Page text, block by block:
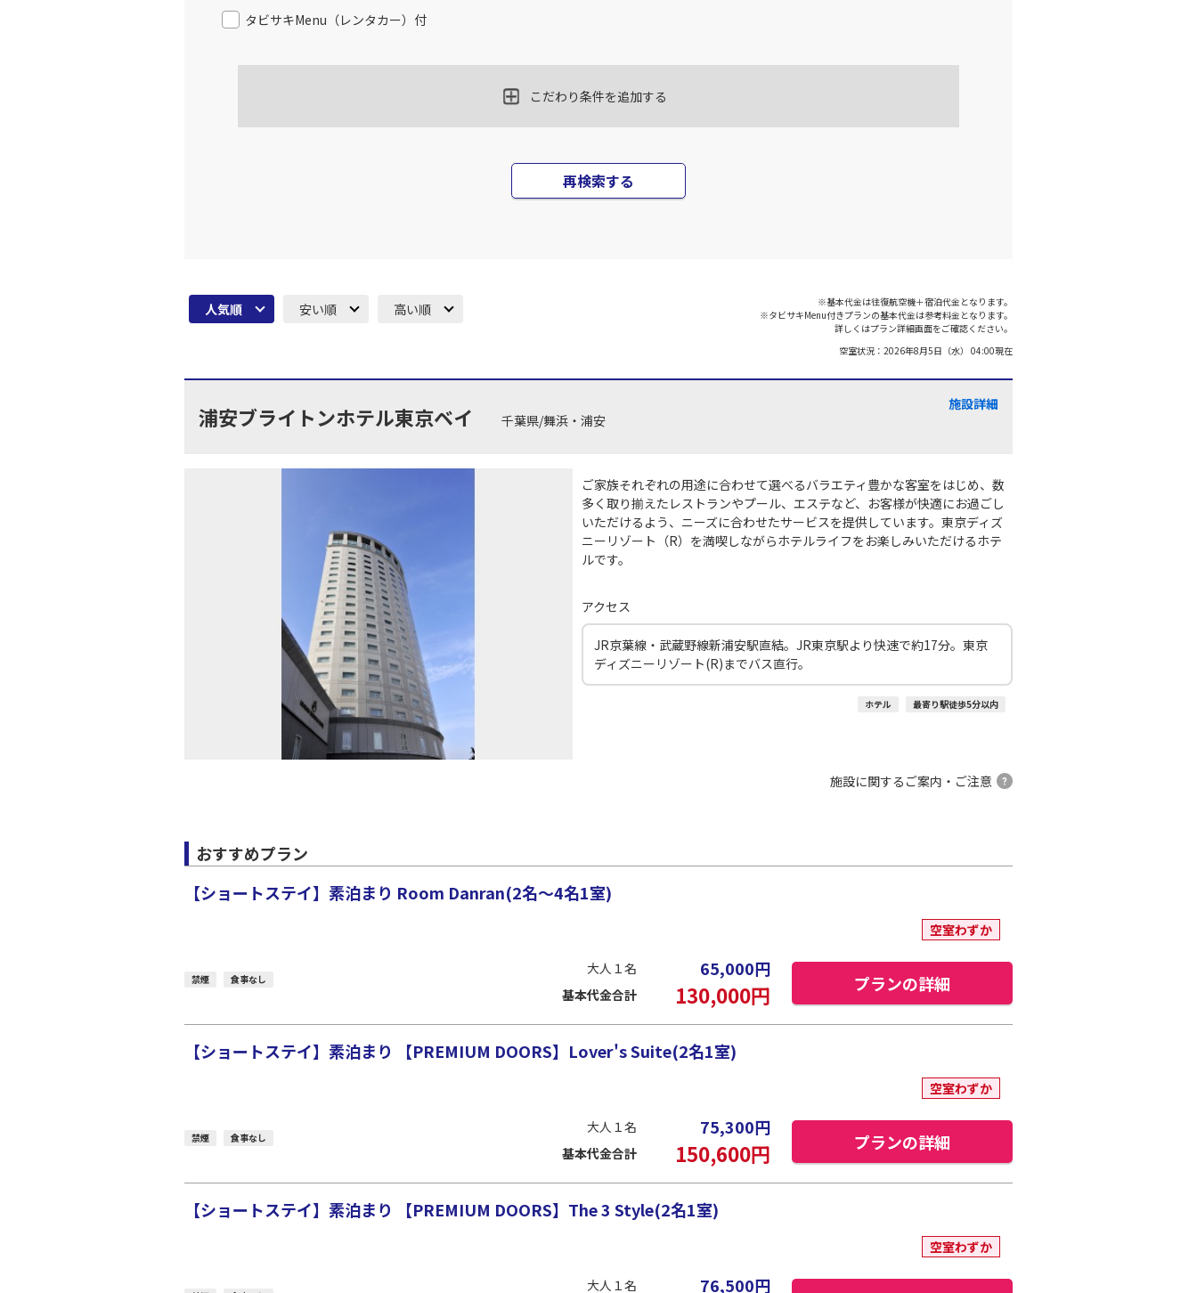
タビサキMenu（レンタカー）付
こだわり条件を追加する
再検索する
人気順 安い順 高い順
※基本代金は往復航空機＋宿泊代金となります。
※タビサキMenu付きプランの基本代金は参考料金となります。
詳しくはプラン詳細画面をご確認ください。
空室状況： 2026年8月5日（水） 04:00現在
浦安ブライトンホテル東京ベイ 千葉県/舞浜・浦安
施設詳細
ご家族それぞれの用途に合わせて選べるバラエティ豊かな客室をはじめ、数
多く取り揃えたレストランやプール、エステなど、お客様が快適にお過ごし
いただけるよう、ニーズに合わせたサービスを提供しています。東京ディズ
ニーリゾート（R）を満喫しながらホテルライフをお楽しみいただけるホテ
ルです。
アクセス
JR京葉線・武蔵野線新浦安駅直結。JR東京駅より快速で約17分。東京
ディズニーリゾート(R)までバス直行。
ホテル 最寄り駅徒歩5分以内
施設に関するご案内・ご注意
おすすめプラン
【ショートステイ】素泊まり Room Danran(2名～4名1室)
空室わずか
禁煙 食事なし
大人１名 65,000円
基本代金合計 130,000円 プランの詳細
【ショートステイ】素泊まり 【PREMIUM DOORS】Lover's Suite(2名1室)
空室わずか
禁煙 食事なし
大人１名 75,300円
基本代金合計 150,600円 プランの詳細
【ショートステイ】素泊まり 【PREMIUM DOORS】The 3 Style(2名1室)
空室わずか
大人１名 76,500円